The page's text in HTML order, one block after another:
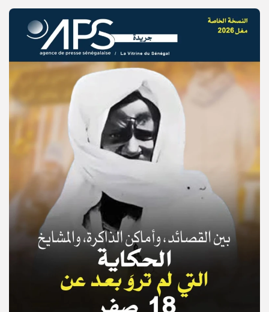
© Copyright 2025, APS